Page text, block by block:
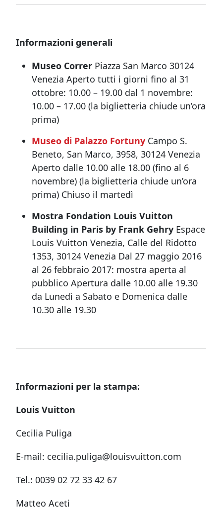
Informazioni generali
Museo Correr Piazza San Marco 30124
Venezia Aperto tutti i giorni fino al 31
ottobre: 10.00 – 19.00 dal 1 novembre:
10.00 – 17.00 (la biglietteria chiude un’ora
prima)
Museo di Palazzo Fortuny Campo S.
Beneto, San Marco, 3958, 30124 Venezia
Aperto dalle 10.00 alle 18.00 (fino al 6
novembre) (la biglietteria chiude un’ora
prima) Chiuso il martedì
Mostra Fondation Louis Vuitton
Building in Paris by Frank Gehry Espace
Louis Vuitton Venezia, Calle del Ridotto
1353, 30124 Venezia Dal 27 maggio 2016
al 26 febbraio 2017: mostra aperta al
pubblico Apertura dalle 10.00 alle 19.30
da Lunedì a Sabato e Domenica dalle
10.30 alle 19.30
Informazioni per la stampa:
Louis Vuitton
Cecilia Puliga
E-mail: cecilia.puliga@louisvuitton.com
Tel.: 0039 02 72 33 42 67
Matteo Aceti